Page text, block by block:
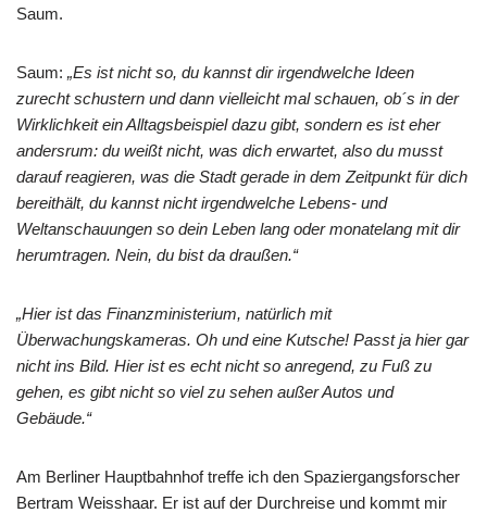
Saum.
Saum: „Es ist nicht so, du kannst dir irgendwelche Ideen
zurecht schustern und dann vielleicht mal schauen, ob´s in der
Wirklichkeit ein Alltagsbeispiel dazu gibt, sondern es ist eher
andersrum: du weißt nicht, was dich erwartet, also du musst
darauf reagieren, was die Stadt gerade in dem Zeitpunkt für dich
bereithält, du kannst nicht irgendwelche Lebens- und
Weltanschauungen so dein Leben lang oder monatelang mit dir
herumtragen. Nein, du bist da draußen.“
„Hier ist das Finanzministerium, natürlich mit
Überwachungskameras. Oh und eine Kutsche! Passt ja hier gar
nicht ins Bild. Hier ist es echt nicht so anregend, zu Fuß zu
gehen, es gibt nicht so viel zu sehen außer Autos und
Gebäude.“
Am Berliner Hauptbahnhof treffe ich den Spaziergangsforscher
Bertram Weisshaar. Er ist auf der Durchreise und kommt mir